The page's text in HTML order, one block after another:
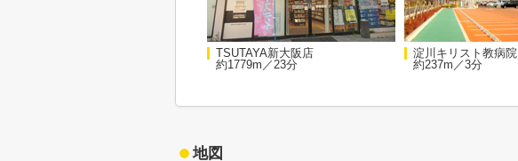
TSUTAYA新大阪店
約1779m／23分
淀川キリスト教病院
約237m／3分
地図